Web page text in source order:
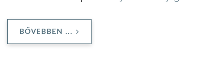
BŐVEBBEN ...